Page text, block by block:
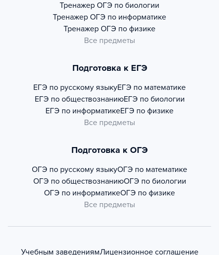
Тренажер ОГЭ по биологии
Тренажер ОГЭ по информатике
Тренажер ОГЭ по физике
Все предметы
Подготовка к ЕГЭ
ЕГЭ по русскому языкуЕГЭ по математике
ЕГЭ по обществознаниюЕГЭ по биологии
ЕГЭ по информатикеЕГЭ по физике
Все предметы
Подготовка к ОГЭ
ОГЭ по русскому языкуОГЭ по математике
ОГЭ по обществознаниюОГЭ по биологии
ОГЭ по информатикеОГЭ по физике
Все предметы
Учебным заведениямЛицензионное соглашение